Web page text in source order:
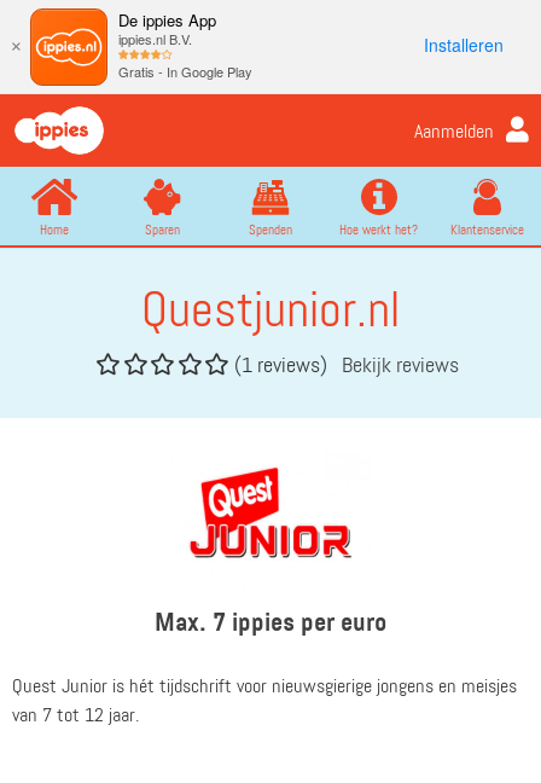
×
De ippies App
ippies.nl B.V.
Gratis - In Google Play
Installeren
Aanmelden
Home Sparen Spenden Hoe werkt het? Klantenservice
Questjunior.nl
(1 reviews) Bekijk reviews
Max. 7 ippies per euro
Quest Junior is hét tijdschrift voor nieuwsgierige jongens en meisjes
van 7 tot 12 jaar.